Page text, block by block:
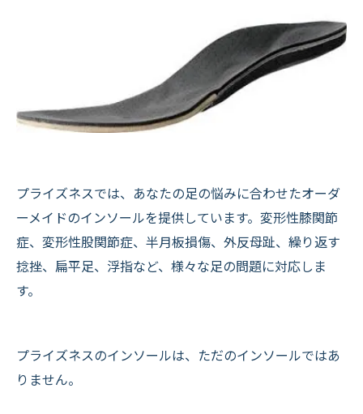
プライズネスでは、あなたの足の悩みに合わせたオーダ
ーメイドのインソールを提供しています。変形性膝関節
症、変形性股関節症、半月板損傷、外反母趾、繰り返す
捻挫、扁平足、浮指など、様々な足の問題に対応しま
す。
プライズネスのインソールは、ただのインソールではあ
りません。